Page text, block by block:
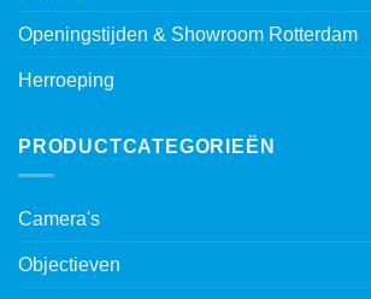
Openingstijden & Showroom Rotterdam
Herroeping
PRODUCTCATEGORIEËN
Camera's
Objectieven